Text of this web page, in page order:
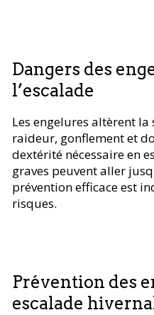
Dangers des
l’escalade
Les engelures altèrent
raideur, gonflement et
dextérité nécessaire en
graves peuvent aller
prévention efficace est
risques.
Prévention des
escalade